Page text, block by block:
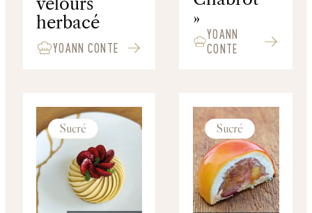
herbacé
YOANN CONTE
»
YOANN
CONTE
Sucré Sucré